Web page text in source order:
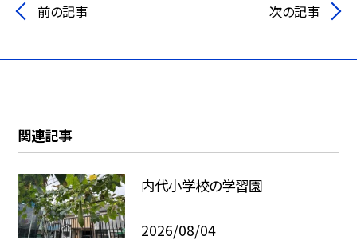
前の記事 次の記事
関連記事
内代小学校の学習園
2026/08/04